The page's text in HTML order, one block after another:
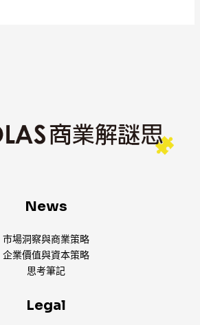
News
市場洞察與商業策略
企業價值與資本策略
思考筆記
Legal